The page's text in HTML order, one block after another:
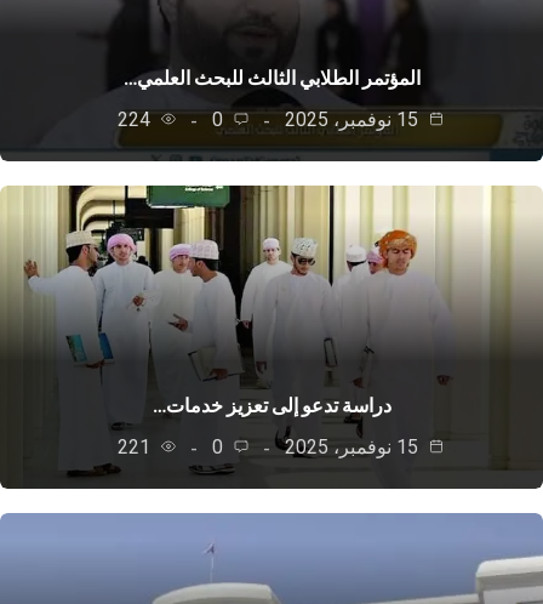
المؤتمر الطلابي الثالث للبحث العلمي…
15 نوفمبر، 2025
0
224
دراسة تدعو إلى تعزيز خدمات…
0
221